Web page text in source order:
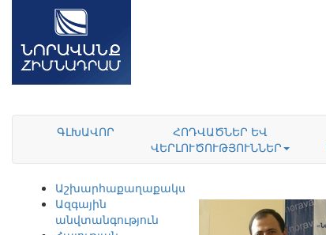
ԳԼԽԱՎՈՐ
ՀՈԴՎԱԾՆԵՐ ԵՎ
ՎԵՐԼՈՒԾՈՒԹՅՈՒՆՆԵՐ
Աշխարհաքաղաքականություն
Ազգային
անվտանգություն